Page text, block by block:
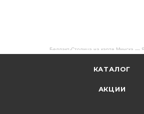
Беллакт-Столица на карте Минска —
КАТАЛОГ
АКЦИИ